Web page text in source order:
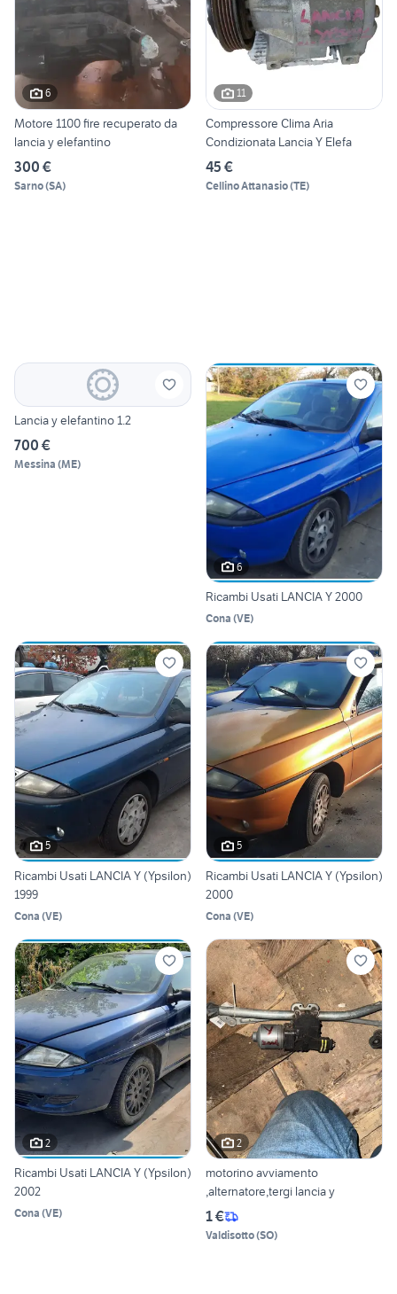
6
Motore 1100 fire recuperato da
lancia y elefantino
300 €
Sarno(SA)
11
Compressore Clima Aria
Condizionata Lancia Y Elefa
45 €
Cellino Attanasio(TE)
Lancia y elefantino 1.2
700 €
Messina (ME)
6
Ricambi Usati LANCIA Y 2000
Cona (VE)
5
Ricambi Usati LANCIA Y (Ypsilon)
1999
Cona (VE)
5
Ricambi Usati LANCIA Y (Ypsilon)
2000
Cona (VE)
2
Ricambi Usati LANCIA Y (Ypsilon)
2002
Cona (VE)
2
motorino avviamento
,alternatore,tergi lancia y
1 €
Valdisotto(SO)